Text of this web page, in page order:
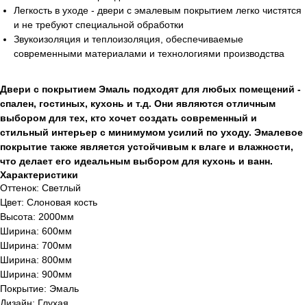
Легкость в уходе - двери с эмалевым покрытием легко чистятся
и не требуют специальной обработки
Звукоизоляция и теплоизоляция, обеспечиваемые
современными материалами и технологиями производства
Двери с покрытием Эмаль подходят для любых помещений -
спален, гостиных, кухонь и т.д. Они являются отличным
выбором для тех, кто хочет создать современный и
стильный интерьер с минимумом усилий по уходу. Эмалевое
покрытие также является устойчивым к влаге и влажности,
что делает его идеальным выбором для кухонь и ванн.
Характеристики
Оттенок: Светлый
Цвет: Слоновая кость
Высота: 2000мм
Ширина: 600мм
Ширина: 700мм
Ширина: 800мм
Ширина: 900мм
Покрытие: Эмаль